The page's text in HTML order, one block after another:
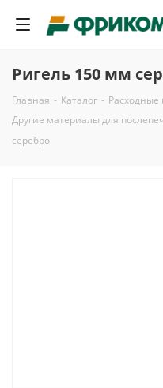
Ригель 150 мм
Главная - Каталог -
Другие материалы для
серебро